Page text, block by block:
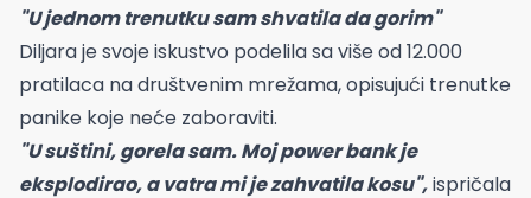
"U jednom trenutku sam shvatila da gorim"
Diljara je svoje iskustvo podelila sa više od 12.000
pratilaca na društvenim mrežama, opisujući trenutke
panike koje neće zaboraviti.
"U suštini, gorela sam. Moj power bank je
eksplodirao, a vatra mi je zahvatila kosu",ispričala